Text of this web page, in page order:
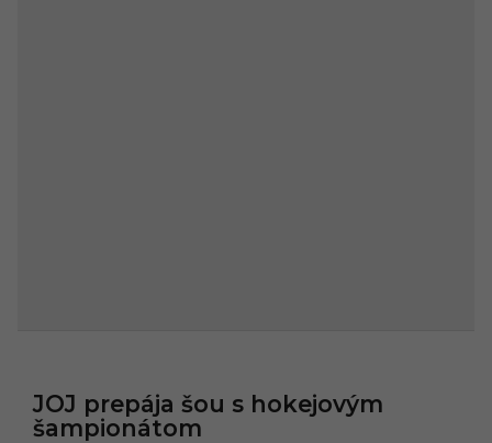
JOJ prepája šou s hokejovým
šampionátom